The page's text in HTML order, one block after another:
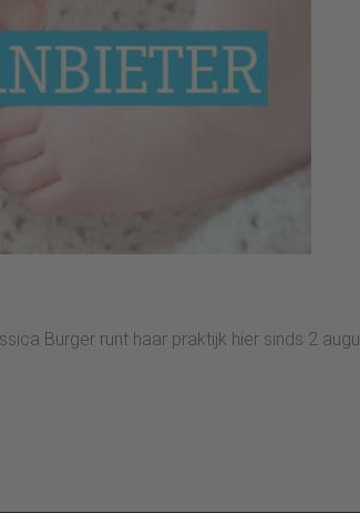
Burger runt haar praktijk hier sinds 2